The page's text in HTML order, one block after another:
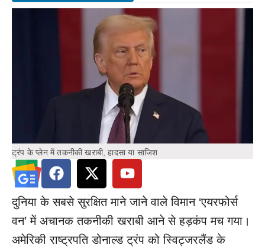
ट्रंप के प्लेन में तकनीकी खराबी, हादसा या साजिश
दुनिया के सबसे सुरक्षित माने जाने वाले विमान ‘एयरफोर्स
वन’ में अचानक तकनीकी खराबी आने से हड़कंप मच गया।
अमेरिकी राष्ट्रपति डोनाल्ड ट्रंप को स्विट्जरलैंड के